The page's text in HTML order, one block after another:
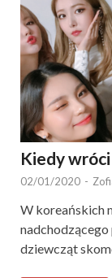
Kiedy
02/01/2020 -
W koreańskich
dziewcząt